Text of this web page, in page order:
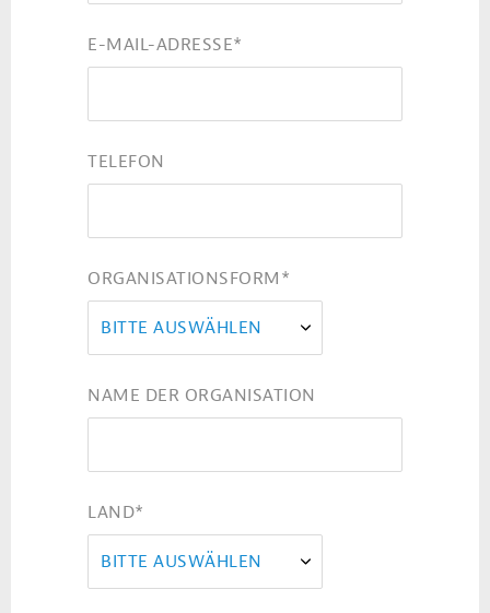
E-MAIL-ADRESSE*
TELEFON
ORGANISATIONSFORM *
BITTE AUSWÄHLEN
NAME DER ORGANISATION
LAND*
BITTE AUSWÄHLEN